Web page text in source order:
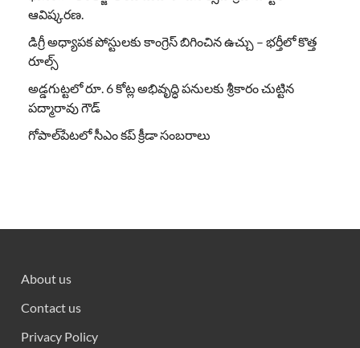
ఆవిష్కరణ.
డిగ్రీ అధ్యాపక పోస్టులకు కాంగ్రెస్ బిగించిన ఉచ్చు – భర్తీలో కొత్త
రూల్స్
అడ్డగుట్టలో రూ. 6 కోట్ల అభివృద్ధి పనులకు శ్రీకారం చుట్టిన
పద్మారావు గౌడ్
గోపాల్‌పేటలో సీఎం కప్ క్రీడా సంబరాలు
About us
Contact us
Privacy Policy